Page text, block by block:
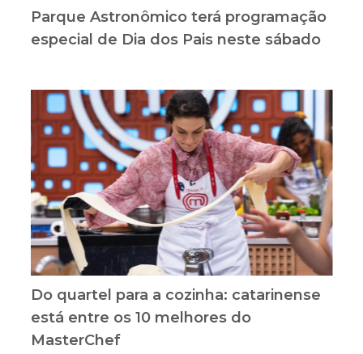
Parque Astronômico terá programação
especial de Dia dos Pais neste sábado
Do quartel para a cozinha: catarinense
está entre os 10 melhores do
MasterChef